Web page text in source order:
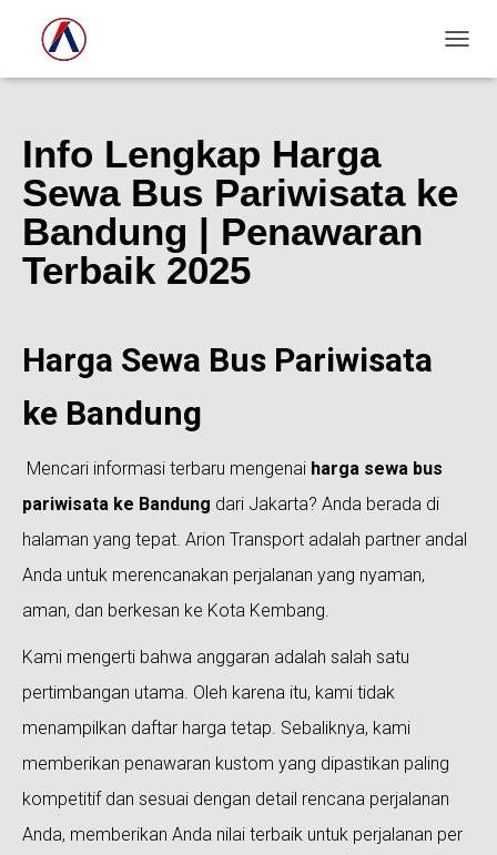
O
A
Info Lengkap Harga
Sewa Bus Pariwisata ke
Bandung | Penawaran
Terbaik 2025
Harga Sewa Bus Pariwisata
ke Bandung
Mencari informasi terbaru mengenai harga sewa bus
pariwisata ke Bandung dari Jakarta? Anda berada di
halaman yang tepat. Arion Transport adalah partner andal
Anda untuk merencanakan perjalanan yang nyaman,
aman, dan berkesan ke Kota Kembang.
Kami mengerti bahwa anggaran adalah salah satu
pertimbangan utama. Oleh karena itu, kami tidak
menampilkan daftar harga tetap. Sebaliknya, kami
memberikan penawaran kustom yang dipastikan paling
kompetitif dan sesuai dengan detail rencana perjalanan
Anda, memberikan Anda nilai terbaik untuk perjalanan per